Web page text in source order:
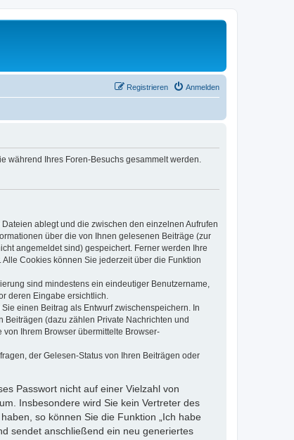
Anmelden
Registrieren
während Ihres Foren-Besuchs gesammelt werden.
ablegt und die zwischen den einzelnen Aufrufen
über die von Ihnen gelesenen Beiträge (zur
angemeldet sind) gespeichert. Ferner werden Ihre
Cookies können Sie jederzeit über die Funktion
sind mindestens ein eindeutiger Benutzername,
deren Eingabe ersichtlich.
einen Beitrag als Entwurf zwischenspeichern. In
(dazu zählen Private Nachrichten und
Ihrem Browser übermittelte Browser-
der Gelesen-Status von Ihren Beiträgen oder
Passwort nicht auf einer Vielzahl von
Insbesondere wird Sie kein Vertreter des
so können Sie die Funktion „Ich habe
sendet anschließend ein neu generiertes